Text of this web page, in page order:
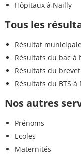
Hôpitaux à Nailly
Tous les
Résultat
Résultats du bac à
Résultats du
Résultats du BTS à
Nos autres
Prénoms
Ecoles
Maternités